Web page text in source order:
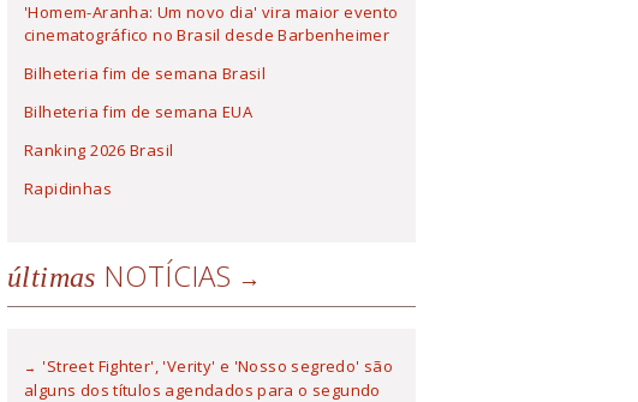
'Homem-Aranha: Um novo dia' vira maior evento
cinematográfico no Brasil desde Barbenheimer
Bilheteria fim de semana Brasil
Bilheteria fim de semana EUA
Ranking 2026 Brasil
Rapidinhas
últimas NOTÍCIAS
'Street Fighter', 'Verity' e 'Nosso segredo' são
alguns dos títulos agendados para o segundo